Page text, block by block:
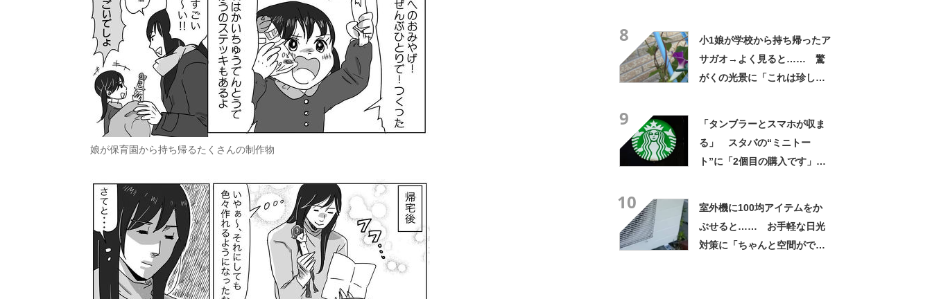
娘が保育園から持ち帰るたくさんの制作物
8
小1娘が学校から持ち帰ったア
サガオ→よく見ると…… 驚
がくの光景に「これは珍し
9
「タンブラーとスマホが収ま
る」 スタバの“ミニトー
ト”に「2個目の購入です」
10
室外機に100均アイテムをか
ぶせると…… お手軽な日光
対策に「ちゃんと空間ができ